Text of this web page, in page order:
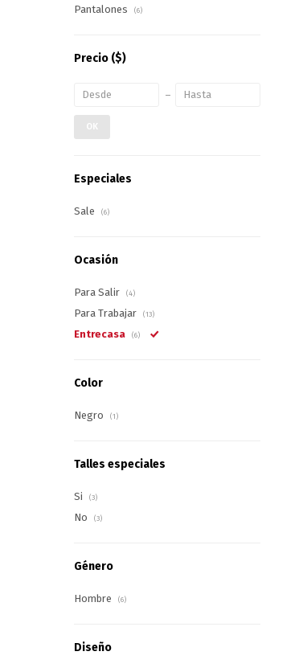
Pantalones (6)
Precio ($)
OK
Especiales
Sale (6)
Ocasión
Para Salir (4)
Para Trabajar (13)
Entrecasa (6)
Color
Negro (1)
Talles especiales
Si (3)
No (3)
Género
Hombre (6)
Diseño